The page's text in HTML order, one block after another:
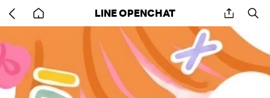
back
to
LINE OPENCHAT share